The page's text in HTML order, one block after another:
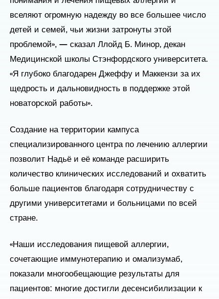
вселяют огромную надежду во все большее число
детей и семей, чьи жизни затронуты этой
проблемой», — сказал Ллойд Б. Минор, декан
Медицинской школы Стэнфордского университета.
«Я глубоко благодарен Джеффу и Маккензи за их
щедрость и дальновидность в поддержке этой
новаторской работы».
Создание на территории кампуса
специализированного центра по лечению аллергии
позволит Надьё и её команде расширить
количество клинических исследований и охватить
больше пациентов благодаря сотрудничеству с
другими университетами и больницами по всей
стране.
«Наши исследования пищевой аллергии,
сочетающие иммунотерапию и омализумаб,
показали многообещающие результаты для
пациентов: многие достигли десенсибилизации к